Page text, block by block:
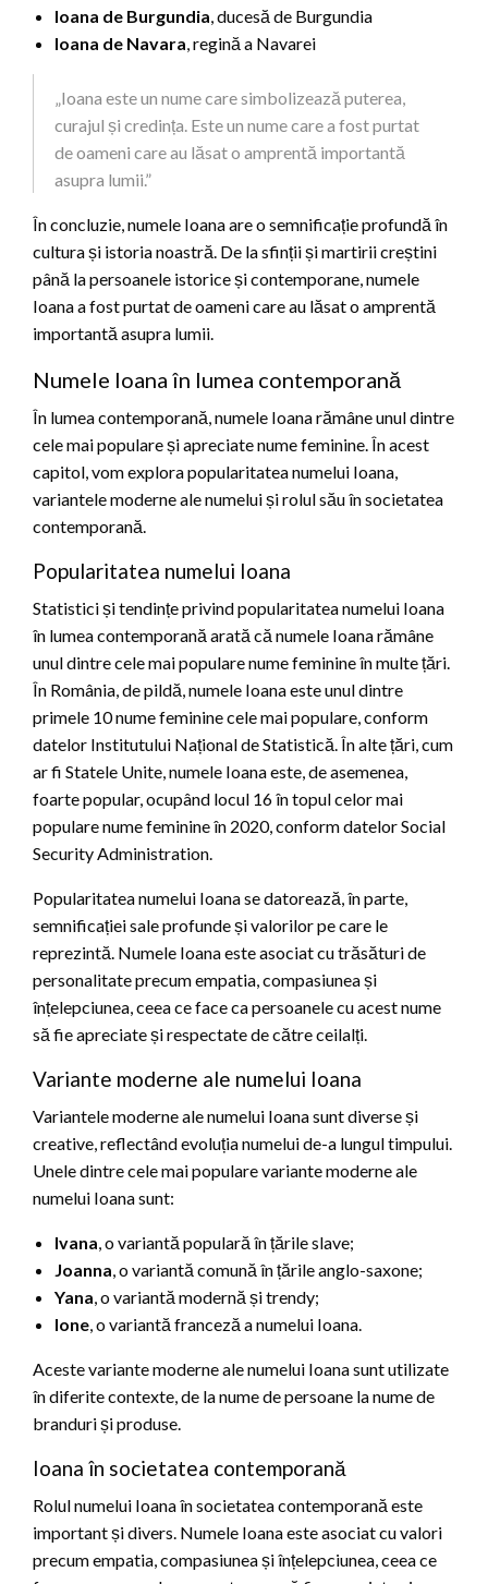
Ioana de Burgundia, ducesă de Burgundia
Ioana de Navara, regină a Navarei
„Ioana este un nume care simbolizează puterea,
curajul și credința. Este un nume care a fost purtat
de oameni care au lăsat o amprentă importantă
asupra lumii.”
În concluzie, numele Ioana are o semnificație profundă în
cultura și istoria noastră. De la sfinții și martirii creștini
până la persoanele istorice și contemporane, numele
Ioana a fost purtat de oameni care au lăsat o amprentă
importantă asupra lumii.
Numele Ioana în lumea contemporană
În lumea contemporană, numele Ioana rămâne unul dintre
cele mai populare și apreciate nume feminine. În acest
capitol, vom explora popularitatea numelui Ioana,
variantele moderne ale numelui și rolul său în societatea
contemporană.
Popularitatea numelui Ioana
Statistici și tendințe privind popularitatea numelui Ioana
în lumea contemporană arată că numele Ioana rămâne
unul dintre cele mai populare nume feminine în multe țări.
În România, de pildă, numele Ioana este unul dintre
primele 10 nume feminine cele mai populare, conform
datelor Institutului Național de Statistică. În alte țări, cum
ar fi Statele Unite, numele Ioana este, de asemenea,
foarte popular, ocupând locul 16 în topul celor mai
populare nume feminine în 2020, conform datelor Social
Security Administration.
Popularitatea numelui Ioana se datorează, în parte,
semnificației sale profunde și valorilor pe care le
reprezintă. Numele Ioana este asociat cu trăsături de
personalitate precum empatia, compasiunea și
înțelepciunea, ceea ce face ca persoanele cu acest nume
să fie apreciate și respectate de către ceilalți.
Variante moderne ale numelui Ioana
Variantele moderne ale numelui Ioana sunt diverse și
creative, reflectând evoluția numelui de-a lungul timpului.
Unele dintre cele mai populare variante moderne ale
numelui Ioana sunt:
Ivana, o variantă populară în țările slave;
Joanna, o variantă comună în țările anglo-saxone;
Yana, o variantă modernă și trendy;
Ione, o variantă franceză a numelui Ioana.
Aceste variante moderne ale numelui Ioana sunt utilizate
în diferite contexte, de la nume de persoane la nume de
branduri și produse.
Ioana în societatea contemporană
Rolul numelui Ioana în societatea contemporană este
important și divers. Numele Ioana este asociat cu valori
precum empatia, compasiunea și înțelepciunea, ceea ce